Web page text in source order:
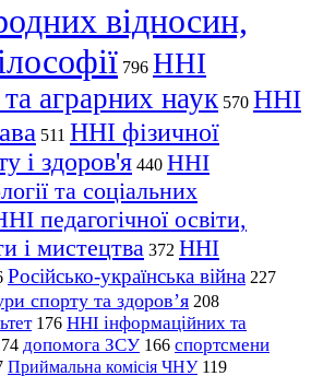
відносин,
796 ННІ
аграрних наук 570 ННІ
511 ННІ фізичної
і здоров'я 440 ННІ
та соціальних
педагогічної освіти,
і мистецтва 372 ННІ
Російсько-українська війна 227
спорту та здоров’я 208
176 ННІ інформаційних та
допомога ЗСУ 166 спортсмени
Приймальна комісія ЧНУ 119